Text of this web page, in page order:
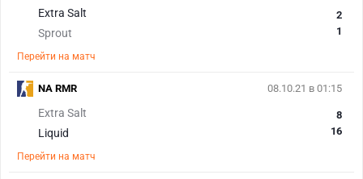
Extra Salt
Sprout
2
1
Перейти на матч
08.10.21 в 01:15
Extra Salt
Liquid
8
16
Перейти на матч
NA RMR